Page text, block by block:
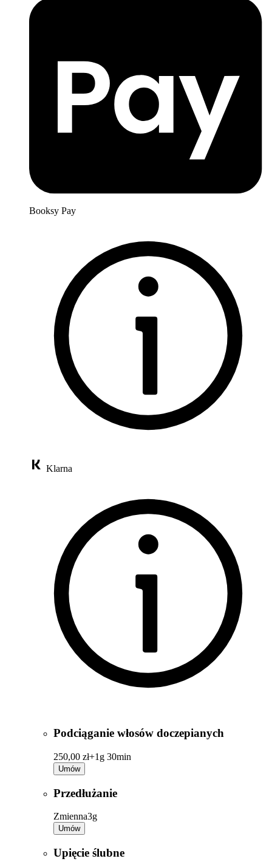
Booksy Pay
Klarna
Podciąganie włosów doczepianych
250,00 zł+1g 30min
Umów
Przedłużanie
Zmienna3g
Umów
Upięcie ślubne